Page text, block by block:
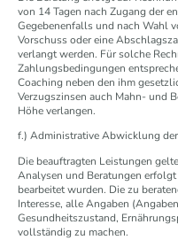
von 14 Tagen nach Zugang der
Gegebenenfalls und nach Wahl
Vorschuss oder eine
verlangt werden. Für solche
Zahlungsbedingungen
Coaching neben den ihm
Verzugszinsen auch Mahn- und
Höhe verlangen.
f.) Administrative Abwicklung
Die beauftragten Leistungen
Analysen und Beratungen
bearbeitet wurden. Die zu
Interesse, alle Angaben
Gesundheitszustand,
vollständig zu machen.